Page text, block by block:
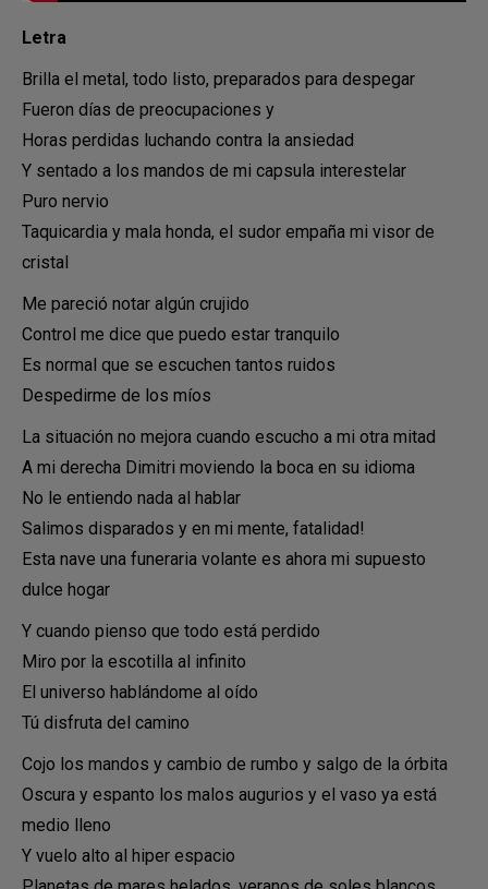
Letra
Brilla el metal, todo listo, preparados para despegar
Fueron días de preocupaciones y
Horas perdidas luchando contra la ansiedad
Y sentado a los mandos de mi capsula interestelar
Puro nervio
Taquicardia y mala honda, el sudor empaña mi visor de
cristal
Me pareció notar algún crujido
Control me dice que puedo estar tranquilo
Es normal que se escuchen tantos ruidos
Despedirme de los míos
La situación no mejora cuando escucho a mi otra mitad
A mi derecha Dimitri moviendo la boca en su idioma
No le entiendo nada al hablar
Salimos disparados y en mi mente, fatalidad!
Esta nave una funeraria volante es ahora mi supuesto
dulce hogar
Y cuando pienso que todo está perdido
Miro por la escotilla al infinito
El universo hablándome al oído
Tú disfruta del camino
Cojo los mandos y cambio de rumbo y salgo de la órbita
Oscura y espanto los malos augurios y el vaso ya está
medio lleno
Y vuelo alto al hiper espacio